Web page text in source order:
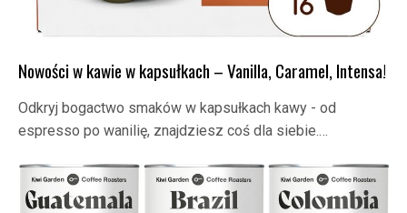
Nowości w kawie w kapsułkach – Vanilla, Caramel, Intensa!
Odkryj bogactwo smaków w kapsułkach kawy - od
espresso po wanilię, znajdziesz coś dla siebie.…